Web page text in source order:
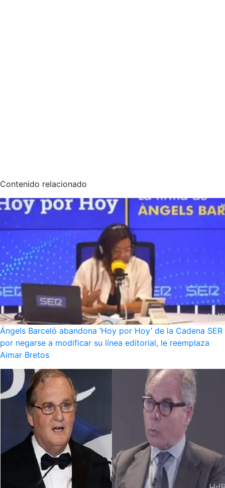
Contenido relacionado
Ángels Barceló abandona ‘Hoy por Hoy’ de la Cadena SER
por negarse a modificar su línea editorial, le reemplaza
Aimar Bretos